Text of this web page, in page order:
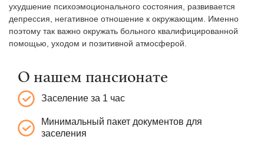
ухудшение психоэмоционального состояния, развивается
депрессия, негативное отношение к окружающим. Именно
поэтому так важно окружать больного квалифицированной
помощью, уходом и позитивной атмосферой.
О нашем пансионате
Заселение за 1 час
Минимальный пакет документов для
заселения